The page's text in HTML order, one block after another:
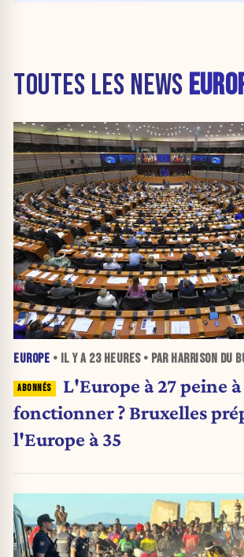
TOUTES LES NEWS
EUROPE • IL Y A 23 HEURES• PAR HARRISON DU
L'Europe à 27 peine à
fonctionner ? Bruxelles
l'Europe à 35